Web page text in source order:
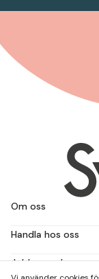
Om oss
Handla hos oss
Jobba med oss